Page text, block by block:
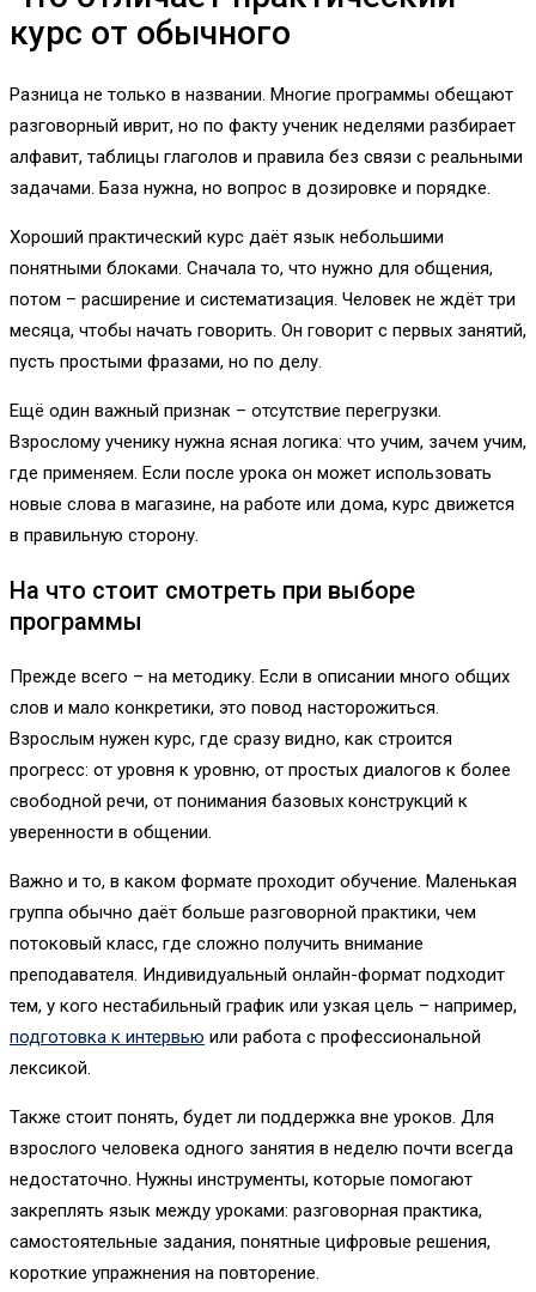
курс от обычного
Разница не только в названии. Многие программы обещают
разговорный иврит, но по факту ученик неделями разбирает
алфавит, таблицы глаголов и правила без связи с реальными
задачами. База нужна, но вопрос в дозировке и порядке.
Хороший практический курс даёт язык небольшими
понятными блоками. Сначала то, что нужно для общения,
потом – расширение и систематизация. Человек не ждёт три
месяца, чтобы начать говорить. Он говорит с первых занятий,
пусть простыми фразами, но по делу.
Ещё один важный признак – отсутствие перегрузки.
Взрослому ученику нужна ясная логика: что учим, зачем учим,
где применяем. Если после урока он может использовать
новые слова в магазине, на работе или дома, курс движется
в правильную сторону.
На что стоит смотреть при выборе
программы
Прежде всего – на методику. Если в описании много общих
слов и мало конкретики, это повод насторожиться.
Взрослым нужен курс, где сразу видно, как строится
прогресс: от уровня к уровню, от простых диалогов к более
свободной речи, от понимания базовых конструкций к
уверенности в общении.
Важно и то, в каком формате проходит обучение. Маленькая
группа обычно даёт больше разговорной практики, чем
потоковый класс, где сложно получить внимание
преподавателя. Индивидуальный онлайн-формат подходит
тем, у кого нестабильный график или узкая цель – например,
подготовка к интервью или работа с профессиональной
лексикой.
Также стоит понять, будет ли поддержка вне уроков. Для
взрослого человека одного занятия в неделю почти всегда
недостаточно. Нужны инструменты, которые помогают
закреплять язык между уроками: разговорная практика,
самостоятельные задания, понятные цифровые решения,
короткие упражнения на повторение.